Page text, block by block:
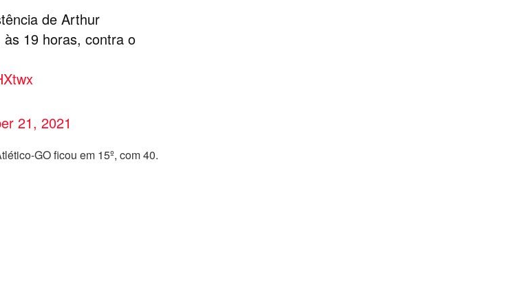
de Arthur
19 horas, contra o
21, 2021
GO ficou em 15º, com 40.